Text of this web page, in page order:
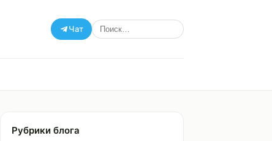
Чат
Рубрики блога